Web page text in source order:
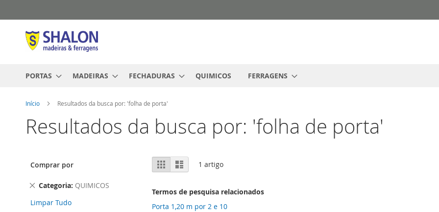
para
o
conteúdo
PORTAS MADEIRAS FECHADURAS QUIMICOS FERRAGENS
Início Resultados da busca por: 'folha de porta'
Resultados da busca por: 'folha de porta'
Ver
como
GradeLista 1 artigo
Termos de pesquisa relacionados
Porta 1,20 m por 2 e 10
Comprar por
Categoria QUIMICOS
Remover
Item
Limpar Tudo